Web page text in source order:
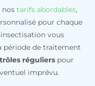
nos tarifs abordables,
pour chaque
vous
période de traitement
réguliers pour
imprévu.